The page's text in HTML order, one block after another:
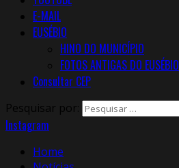
E-MAIL
EUSÉBIO
HINO DO MUNICÍPIO
FOTOS ANTIGAS DO EUSÉBIO
Consultar CEP
Pesquisar por:
Instagram
Home